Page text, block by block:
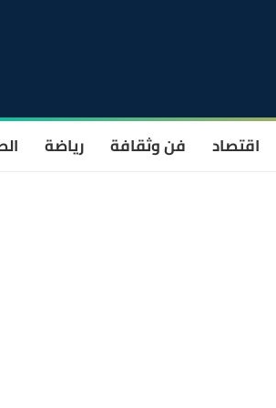
اقتصاد فن وثقافة رياضة